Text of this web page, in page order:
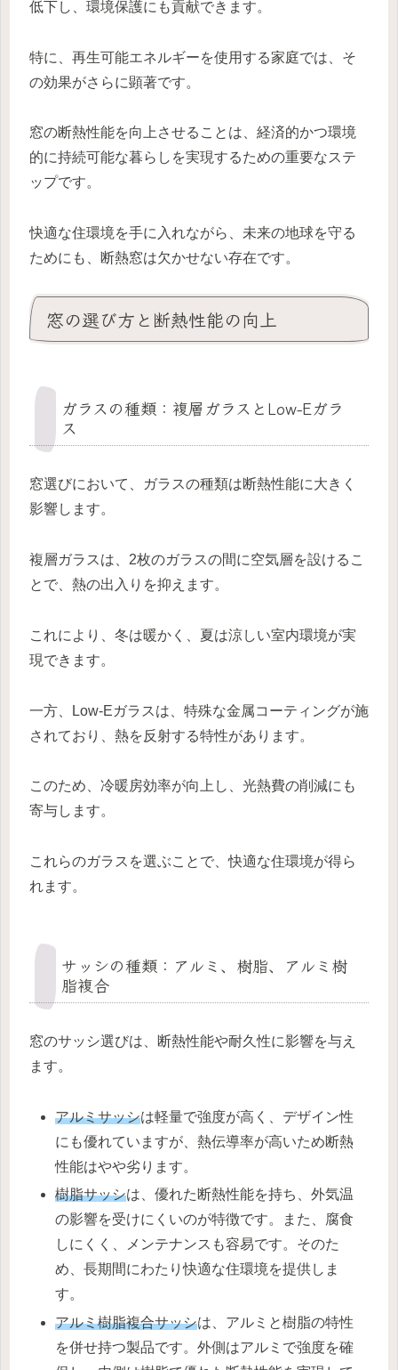
低下し、環境保護にも貢献できます。
特に、再生可能エネルギーを使用する家庭では、そ
の効果がさらに顕著です。
窓の断熱性能を向上させることは、経済的かつ環境
的に持続可能な暮らしを実現するための重要なステ
ップです。
快適な住環境を手に入れながら、未来の地球を守る
ためにも、断熱窓は欠かせない存在です。
窓の選び方と断熱性能の向上
ガラスの種類：複層ガラスとLow-Eガラ
ス
窓選びにおいて、ガラスの種類は断熱性能に大きく
影響します。
複層ガラスは、2枚のガラスの間に空気層を設けるこ
とで、熱の出入りを抑えます。
これにより、冬は暖かく、夏は涼しい室内環境が実
現できます。
一方、Low-Eガラスは、特殊な金属コーティングが施
されており、熱を反射する特性があります。
このため、冷暖房効率が向上し、光熱費の削減にも
寄与します。
これらのガラスを選ぶことで、快適な住環境が得ら
れます。
サッシの種類：アルミ、樹脂、アルミ樹
脂複合
窓のサッシ選びは、断熱性能や耐久性に影響を与え
ます。
アルミサッシは軽量で強度が高く、デザイン性
にも優れていますが、熱伝導率が高いため断熱
性能はやや劣ります。
樹脂サッシは、優れた断熱性能を持ち、外気温
の影響を受けにくいのが特徴です。また、腐食
しにくく、メンテナンスも容易です。そのた
め、長期間にわたり快適な住環境を提供しま
す。
アルミ樹脂複合サッシは、アルミと樹脂の特性
を併せ持つ製品です。外側はアルミで強度を確